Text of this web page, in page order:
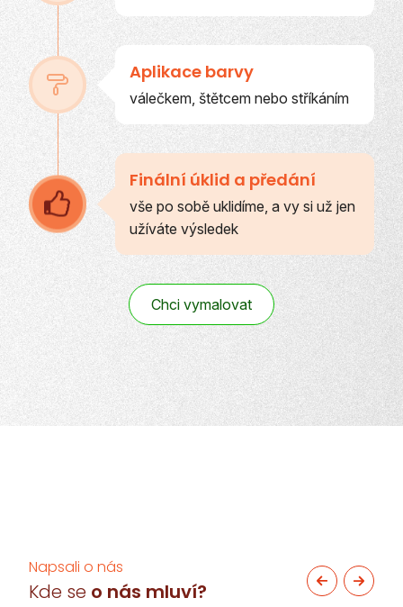
Aplikace barvy
válečkem, štětcem nebo stříkáním
Finální úklid a předání
vše po sobě uklidíme, a vy si už jen
užíváte výsledek
Chci vymalovat
Napsali o nás
Kde se o nás mluví?